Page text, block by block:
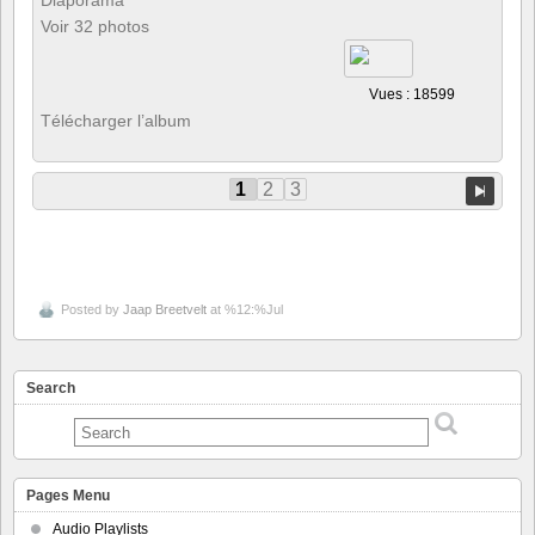
Voir 32 photos
Vues : 18599
Télécharger l’album
1 2 3
Posted by Jaap Breetvelt at %12:%Jul
Search
Pages Menu
Audio Playlists